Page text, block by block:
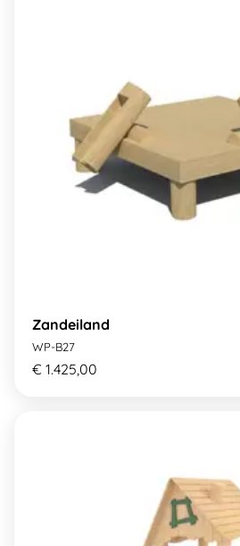
Zandeiland
WP-B27
€ 1.425,00